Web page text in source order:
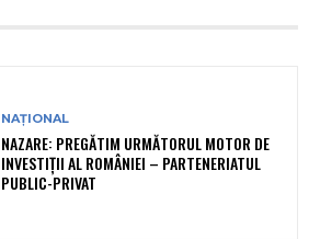
NAȚIONAL
NAZARE: PREGĂTIM URMĂTORUL MOTOR DE
INVESTIȚII AL ROMÂNIEI – PARTENERIATUL
PUBLIC-PRIVAT